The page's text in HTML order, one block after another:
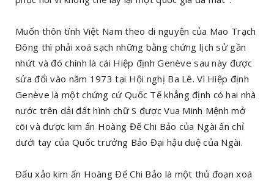
Muốn thôn tính Việt Nam theo di nguyện của Mao Trạch
Đông thì phải xoá sạch những bằng chứng lịch sử gần
nhứt và đó chính là cái Hiệp định Genève sau này được
sửa đổi vào năm 1973 tại Hội nghị Ba Lê. Vì Hiệp định
Genève là một chứng cứ Quốc Tế khẳng định có hai nhà
nước trên dải đất hình chữ S được Vua Minh Mệnh mở
cõi và được kim ấn Hoàng Đế Chi Bảo của Ngài ấn chỉ
dưới tay của Quốc trưởng Bảo Đại hậu duệ của Ngài.
Đấu xảo kim ấn Hoàng Đế Chi Bảo là một thủ đoạn xoá